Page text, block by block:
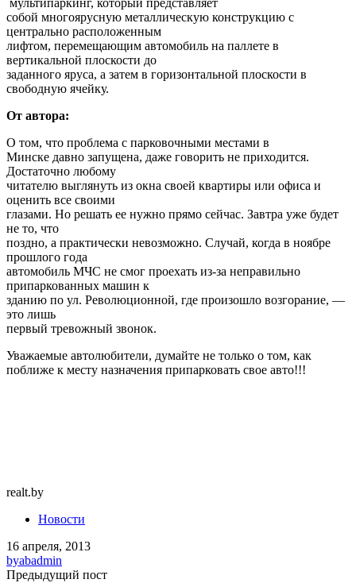
мультипаркинг, который представляет
собой многоярусную металлическую конструкцию с
центрально расположенным
лифтом, перемещающим автомобиль на паллете в
вертикальной плоскости до
заданного яруса, а затем в горизонтальной плоскости в
свободную ячейку.
От автора:
О том, что проблема с парковочными местами в
Минске давно запущена, даже говорить не приходится.
Достаточно любому
читателю выглянуть из окна своей квартиры или офиса и
оценить все своими
глазами. Но решать ее нужно прямо сейчас. Завтра уже будет
не то, что
поздно, а практически невозможно. Случай, когда в ноябре
прошлого года
автомобиль МЧС не смог проехать из-за неправильно
припаркованных машин к
зданию по ул. Революционной, где произошло возгорание, —
это лишь
первый тревожный звонок.
Уважаемые автолюбители, думайте не только о том, как
поближе к месту назначения припарковать свое авто!!!
realt.by
Новости
16 апреля, 2013
byabadmin
Предыдущий пост